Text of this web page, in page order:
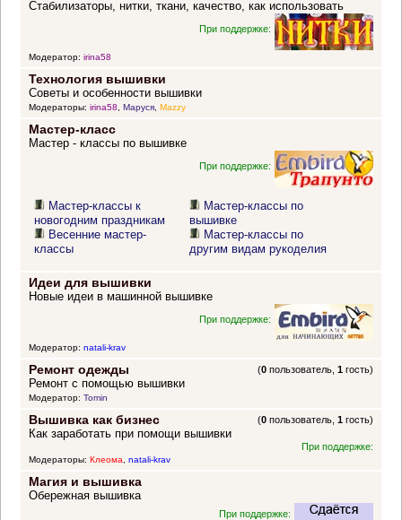
Стабилизаторы, нитки, ткани, качество, как использовать
При поддержке:
Модератор: irina58
Технология вышивки
Советы и особенности вышивки
Модераторы: irina58, Маруся, Mazzy
Мастер-класс
Мастер - классы по вышивке
При поддержке:
Мастер-классы к
новогодним праздникам
Весенние мастер-
классы
Мастер-классы по
вышивке
Мастер-классы по
другим видам рукоделия
Идеи для вышивки
Новые идеи в машинной вышивке
При поддержке:
Модератор: natali-krav
Ремонт одежды (0 пользователь,1 гость)
Ремонт с помощью вышивки
Модератор: Tomin
Вышивка как бизнес (0 пользователь,1 гость)
Как заработать при помощи вышивки
При поддержке:
Модераторы: Клеома, natali-krav
Магия и вышивка
Обережная вышивка
При поддержке: